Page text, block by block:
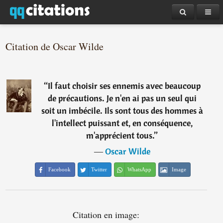
Citation de Oscar Wilde
“Il faut choisir ses ennemis avec beaucoup
de précautions. Je n'en ai pas un seul qui
soit un imbécile. Ils sont tous des hommes à
l'intellect puissant et, en conséquence,
m'apprécient tous.”
―Oscar Wilde
Facebook Twitter WhatsApp Image
Citation en image: